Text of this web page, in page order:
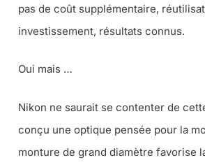
pas de coût supplémentaire,
investissement, résultats connus.
Oui mais …
Nikon ne saurait se contenter de
conçu une optique pensée pour la
monture de grand diamètre favorise